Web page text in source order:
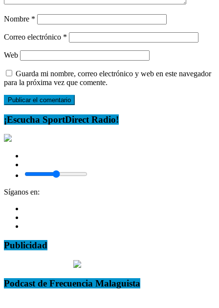
Nombre *
Correo electrónico *
Web
Guarda mi nombre, correo electrónico y web en este navegador
para la próxima vez que comente.
¡Escucha SportDirect Radio!
Síganos en:
Publicidad
Podcast de Frecuencia Malaguista